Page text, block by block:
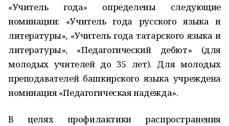
«Учитель года» определены следующие
номинации: «Учитель года русского языка и
литературы», «Учитель года татарского языка и
литературы», «Педагогический дебют» (для
молодых учителей до 35 лет). Для молодых
преподавателей башкирского языка учреждена
номинация «Педагогическая надежда».
В целях профилактики распространения